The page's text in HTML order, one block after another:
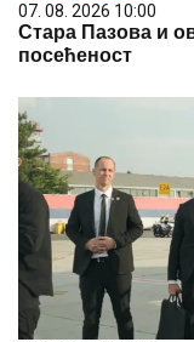
07. 08. 2026 10:00
Стара Пазова и
посећеност